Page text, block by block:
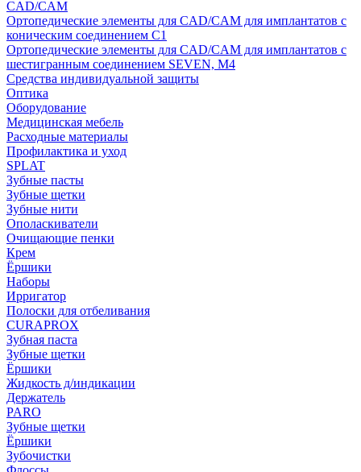
CAD/CAM
Ортопедические элементы для CAD/CAM для имплантатов с
коническим соединением С1
Ортопедические элементы для CAD/CAM для имплантатов с
шестигранным соединением SEVEN, М4
Средства индивидуальной защиты
Оптика
Оборудование
Медицинская мебель
Расходные материалы
Профилактика и уход
SPLAT
Зубные пасты
Зубные щетки
Зубные нити
Ополаскиватели
Очищающие пенки
Крем
Ёршики
Наборы
Ирригатор
Полоски для отбеливания
CURAPROX
Зубная паста
Зубные щетки
Ёршики
Жидкость д/индикации
Держатель
PARO
Зубные щетки
Ёршики
Зубочистки